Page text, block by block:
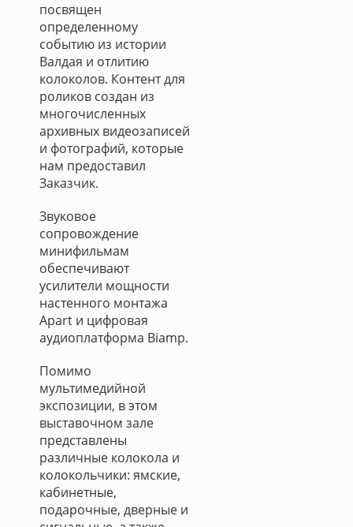
посвящен
определенному
событию из истории
Валдая и отлитию
колоколов. Контент для
роликов создан из
многочисленных
архивных видеозаписей
и фотографий, которые
нам предоставил
Заказчик.
Звуковое
сопровождение
минифильмам
обеспечивают
усилители мощности
настенного монтажа
Apart и цифровая
аудиоплатформа Biamp.
Помимо
мультимедийной
экспозиции, в этом
выставочном зале
представлены
различные колокола и
колокольчики: ямские,
кабинетные,
подарочные, дверные и